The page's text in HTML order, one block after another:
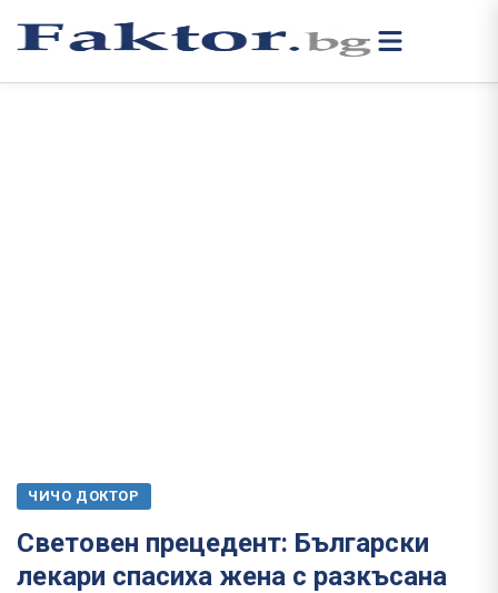
ЧИЧО ДОКТОР
Световен прецедент: Български
лекари спасиха жена с разкъсана